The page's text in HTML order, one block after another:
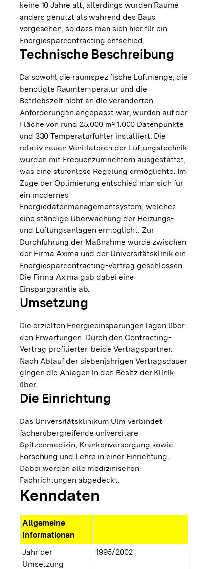
keine 10 Jahre alt, allerdings wurden Räume
anders genutzt als während des Baus
vorgesehen, so dass man sich hier für ein
Energiesparcontracting entschied.
Technische Beschreibung
Da sowohl die raumspezifische Luftmenge, die
benötigte Raumtemperatur und die
Betriebszeit nicht an die veränderten
Anforderungen angepasst war, wurden auf der
Fläche von rund 25.000 m² 1.000 Datenpunkte
und 330 Temperaturfühler installiert. Die
relativ neuen Venitlatoren der Lüftungstechnik
wurden mit Frequenzumrichtern ausgestattet,
was eine stufenlose Regelung ermöglichte. Im
Zuge der Optimierung entschied man sich für
ein modernes
Energiedatenmanagementsystem, welches
eine ständige Überwachung der Heizungs-
und Lüftungsanlagen ermöglicht. Zur
Durchführung der Maßnahme wurde zwischen
der Firma Axima und der Universitätsklinik ein
Energiesparcontracting-Vertrag geschlossen.
Die Firma Axima gab dabei eine
Einspargarantie ab.
Umsetzung
Die erzielten Energieeinsparungen lagen über
den Erwartungen. Durch den Contracting-
Vertrag profitierten beide Vertragspartner.
Nach Ablauf der siebenjährigen Vertragsdauer
gingen die Anlagen in den Besitz der Klinik
über.
Die Einrichtung
Das Universitätsklinikum Ulm verbindet
fächerübergreifende universitäre
Spitzenmedizin, Krankenversorgung sowie
Forschung und Lehre in einer Einrichtung.
Dabei werden alle medizinischen
Fachrichtungen abgedeckt.
Kenndaten
Allgemeine
Informationen
Jahr der
Umsetzung
1995/2002